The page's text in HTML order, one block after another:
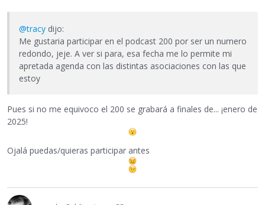
@tracy dijo:
Me gustaria participar en el podcast 200 por ser un numero
redondo, jeje. A ver si para, esa fecha me lo permite mi
apretada agenda con las distintas asociaciones con las que
estoy
Pues si no me equivoco el 200 se grabará a finales de... ¡enero de
2025!
Ojalá puedas/quieras participar antes